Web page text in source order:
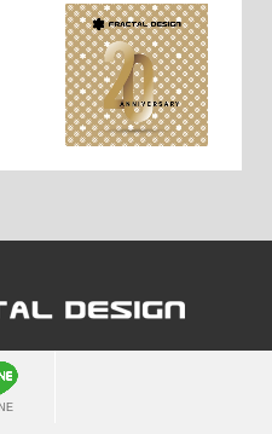
All Rights Reserved.